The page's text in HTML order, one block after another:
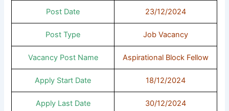
Post Date 23/12/2024
Post Type Job Vacancy
Vacancy Post Name Aspirational Block Fellow
Apply Start Date 18/12/2024
Apply Last Date 30/12/2024